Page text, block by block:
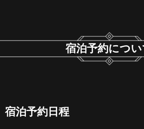
宿泊予約につい
宿泊予約日程